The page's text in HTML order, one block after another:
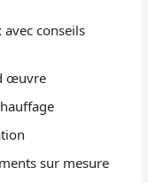
conseils
œuvre
sur mesure